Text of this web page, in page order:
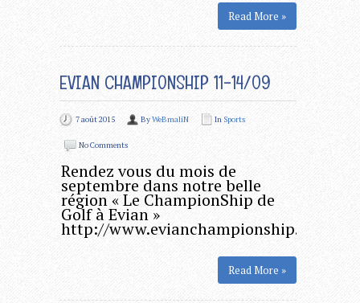
Read More »
EVIAN CHAMPIONSHIP 11-14/09
7 août 2015 ByWeBmaliN In Sports
No Comments
Rendez vous du mois de
septembre dans notre belle
région « Le ChampionShip de
Golf à Evian »
http://www.evianchampionship.com/fr/
Read More »